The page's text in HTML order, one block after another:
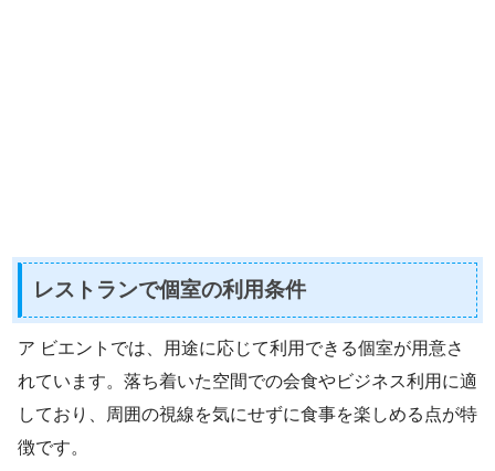
レストランで個室の利用条件
ア ビエントでは、用途に応じて利用できる個室が用意さ
れています。落ち着いた空間での会食やビジネス利用に適
しており、周囲の視線を気にせずに食事を楽しめる点が特
徴です。